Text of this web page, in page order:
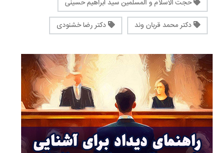
حجت الاسلام و المسلمین سید ابراهیم حسینی
دکتر محمد قربان وند
دکتر رضا خشنودی